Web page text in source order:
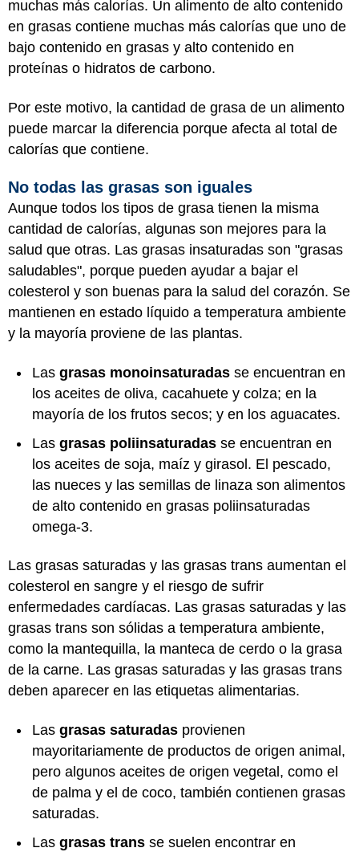
muchas más calorías. Un alimento de alto contenido
en grasas contiene muchas más calorías que uno de
bajo contenido en grasas y alto contenido en
proteínas o hidratos de carbono.
Por este motivo, la cantidad de grasa de un alimento
puede marcar la diferencia porque afecta al total de
calorías que contiene.
No todas las grasas son iguales
Aunque todos los tipos de grasa tienen la misma
cantidad de calorías, algunas son mejores para la
salud que otras. Las grasas insaturadas son "grasas
saludables", porque pueden ayudar a bajar el
colesterol y son buenas para la salud del corazón. Se
mantienen en estado líquido a temperatura ambiente
y la mayoría proviene de las plantas.
Las grasas monoinsaturadas se encuentran en
los aceites de oliva, cacahuete y colza; en la
mayoría de los frutos secos; y en los aguacates.
Las grasas poliinsaturadas se encuentran en
los aceites de soja, maíz y girasol. El pescado,
las nueces y las semillas de linaza son alimentos
de alto contenido en grasas poliinsaturadas
omega-3.
Las grasas saturadas y las grasas trans aumentan el
colesterol en sangre y el riesgo de sufrir
enfermedades cardíacas. Las grasas saturadas y las
grasas trans son sólidas a temperatura ambiente,
como la mantequilla, la manteca de cerdo o la grasa
de la carne. Las grasas saturadas y las grasas trans
deben aparecer en las etiquetas alimentarias.
Las grasas saturadas provienen
mayoritariamente de productos de origen animal,
pero algunos aceites de origen vegetal, como el
de palma y el de coco, también contienen grasas
saturadas.
Las grasas trans se suelen encontrar en